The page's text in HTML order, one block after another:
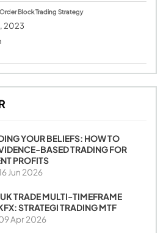
Block Trading Strategy
2023
YOUR BELIEFS: HOW TO
BASED TRADING FOR
PROFITS
Jun 2026
TRADE MULTI-TIMEFRAME
STRATEGI TRADING MTF
Apr 2026